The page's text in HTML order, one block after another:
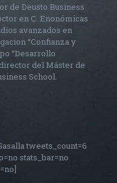
de Deusto Business
en C. Enonómicas
avanzados en
“Confianza y
“Desarrollo
del Máster de
School.
tweets_count=6
stats_bar=no